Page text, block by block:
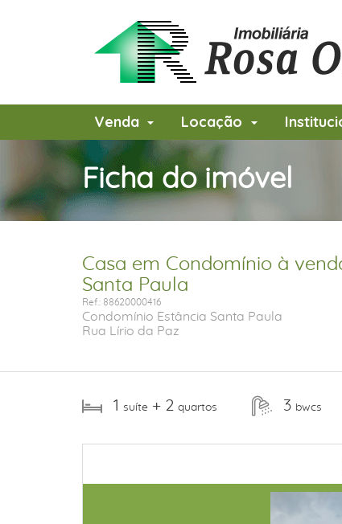
Venda Locação
Ficha do imóvel
Casa em Condomínio à
Santa Paula
Ref.: 88620000416
Condomínio Estância Santa Paula
Rua Lírio da Paz
1 suíte + 2 quartos 3 bwcs